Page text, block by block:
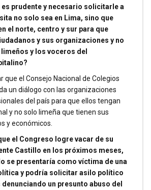
es prudente y necesario solicitarle a
no solo sea en Lima, sino que
el norte, centro y sur para que
y sus organizaciones y no
y los voceros del
que el Consejo Nacional de Colegios
un diálogo con las organizaciones
del país para que ellos tengan
y no solo limeña que tienen sus
y económicos.
el Congreso logre vacar de su
Castillo en los próximos meses,
se presentaría como víctima de una
y podría solicitar asilo político
un presunto abuso del